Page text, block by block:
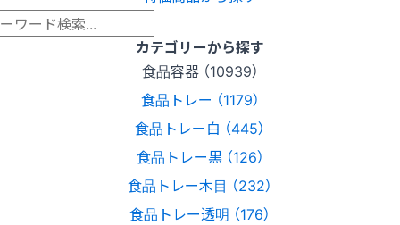
カテゴリーから探す
食品容器 （10939）
食品トレー （1179）
食品トレー白 （445）
食品トレー黒 （126）
食品トレー木目 （232）
食品トレー透明 （176）